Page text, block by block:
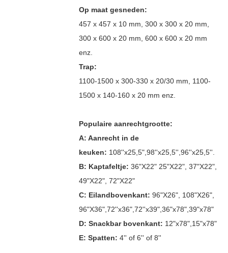
Op maat gesneden:
457 x 457 x 10 mm, 300 x 300 x 20 mm,
300 x 600 x 20 mm, 600 x 600 x 20 mm
enz.
Trap:
1100-1500 x 300-330 x 20/30 mm, 1100-
1500 x 140-160 x 20 mm enz.
Populaire aanrechtgrootte:
A: Aanrecht in de
keuken: 108''x25,5",98''x25,5'',96''x25,5''.
B: Kaptafeltje: 36"X22" 25"X22", 37"X22",
49"X22", 72"X22"
C: Eilandbovenkant: 96"X26", 108"X26",
96"X36",72''x36",72''x39",36"x78",39"x78"
D: Snackbar bovenkant: 12"x78",15"x78"
E: Spatten: 4'' of 6'' of 8''